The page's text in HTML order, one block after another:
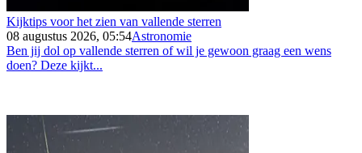
Kijktips voor het zien van vallende sterren
08 augustus 2026, 05:54Astronomie
Ben jij dol op vallende sterren of wil je gewoon graag een wens
doen? Deze kijkt...